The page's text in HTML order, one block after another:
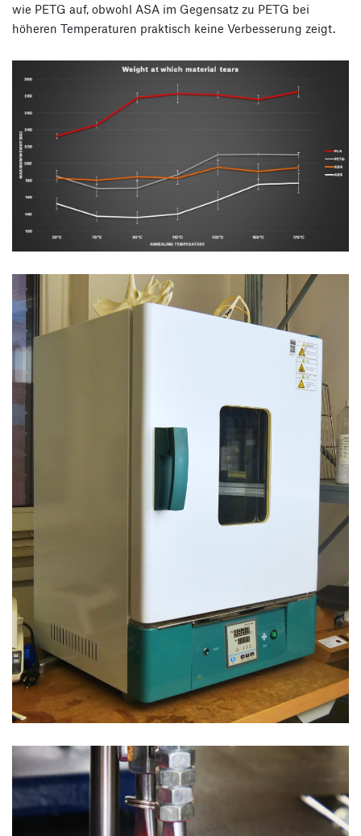
wie PETG auf, obwohl ASA im Gegensatz zu PETG bei
höheren Temperaturen praktisch keine Verbesserung zeigt.